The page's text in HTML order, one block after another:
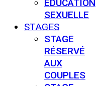
ÉDUCATION
SEXUELLE
STAGES
STAGE
RÉSERVÉ
AUX
COUPLES